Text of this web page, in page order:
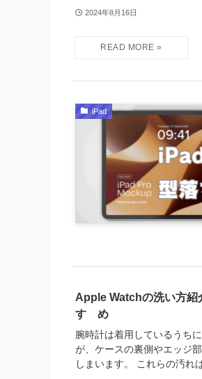
2024年8月16日
iPad
Apple Watchの洗い方紹
すゝめ
腕時計は着用しているうち
が、ケースの裏側やエッジ
しまいます。 これらの汚れは